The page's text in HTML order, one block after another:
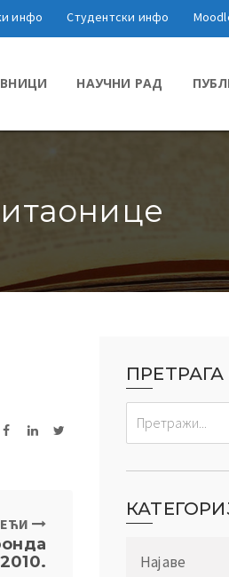
инфо Студентски инфо
НАУЧНИ РАД
ПРЕТРАГА
Најаве